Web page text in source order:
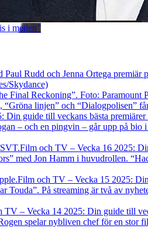
i mejlen”
Rudd och Jenna Ortega
Skydance)
linjen” och
guide till veckans bästa premiärer
– och en pingvin – går upp på
Film och TV – Vecka 16 2025:
med Jon Hamm i huvudrollen.
Film och TV – Vecka 15 2025:
Touda”. På streaming är två av
TV – Vecka 14 2025: Din guide till
spelar nybliven chef för en